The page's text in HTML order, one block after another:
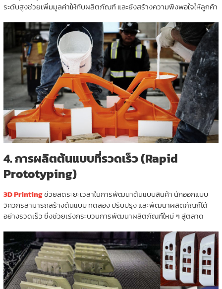
ระดับสูงช่วยเพิ่มมูลค่าให้กับผลิตภัณฑ์ และยังสร้างความพึงพอใจให้ลูกค้า
4.การผลิตต้นแบบที่รวดเร็ว (Rapid
Prototyping)
3D Printingช่วยลดระยะเวลาในการพัฒนาต้นแบบสินค้า นักออกแบบ
วิศวกรสามารถสร้างต้นแบบ ทดลอง ปรับปรุง และพัฒนาผลิตภัณฑ์ได้
อย่างรวดเร็ว ซึ่งช่วยเร่งกระบวนการพัฒนาผลิตภัณฑ์ใหม่ ๆ สู่ตลาด